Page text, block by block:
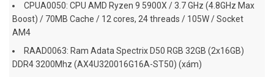
CPUA0050: CPU AMD Ryzen 9 5900X / 3.7 GHz (4.8GHz Max
Boost) / 70MB Cache / 12 cores, 24 threads / 105W / Socket
AM4
RAAD0063: Ram Adata Spectrix D50 RGB 32GB (2x16GB)
DDR4 3200Mhz (AX4U320016G16A-ST50) (xám)